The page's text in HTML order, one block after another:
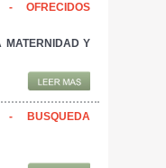
OFRECIDOS
MATERNIDAD Y
BUSQUEDA